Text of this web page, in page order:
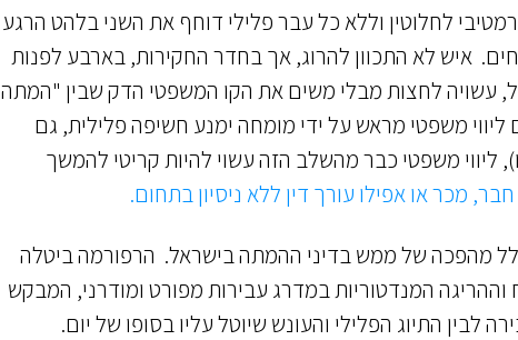
לחלוטין וללא כל עבר פלילי דוחף את השני בלהט הרגע
איש לא התכוון להרוג, אך בחדר החקירות, בארבע לפנות
עשויה לחצות מבלי משים את הקו המשפטי הדק שבין "המתה
משפטי מראש על ידי מומחה ימנע חשיפה פלילית, גם
ליווי משפטי כבר מהשלב הזה עשוי להיות קריטי להמשך
מכר או אפילו עורך דין ללא ניסיון בתחום.
לחוק העונשין, שנכנס לתוקף ביולי 2019, חולל מהפכה של ממש בדיני ההמתה בישראל. הרפורמה ביטלה
המנדטוריות במדרג עבירות מפורט ומודרני, המבקש
התיוג הפלילי והעונש שיוטל עליו בסופו של יום.